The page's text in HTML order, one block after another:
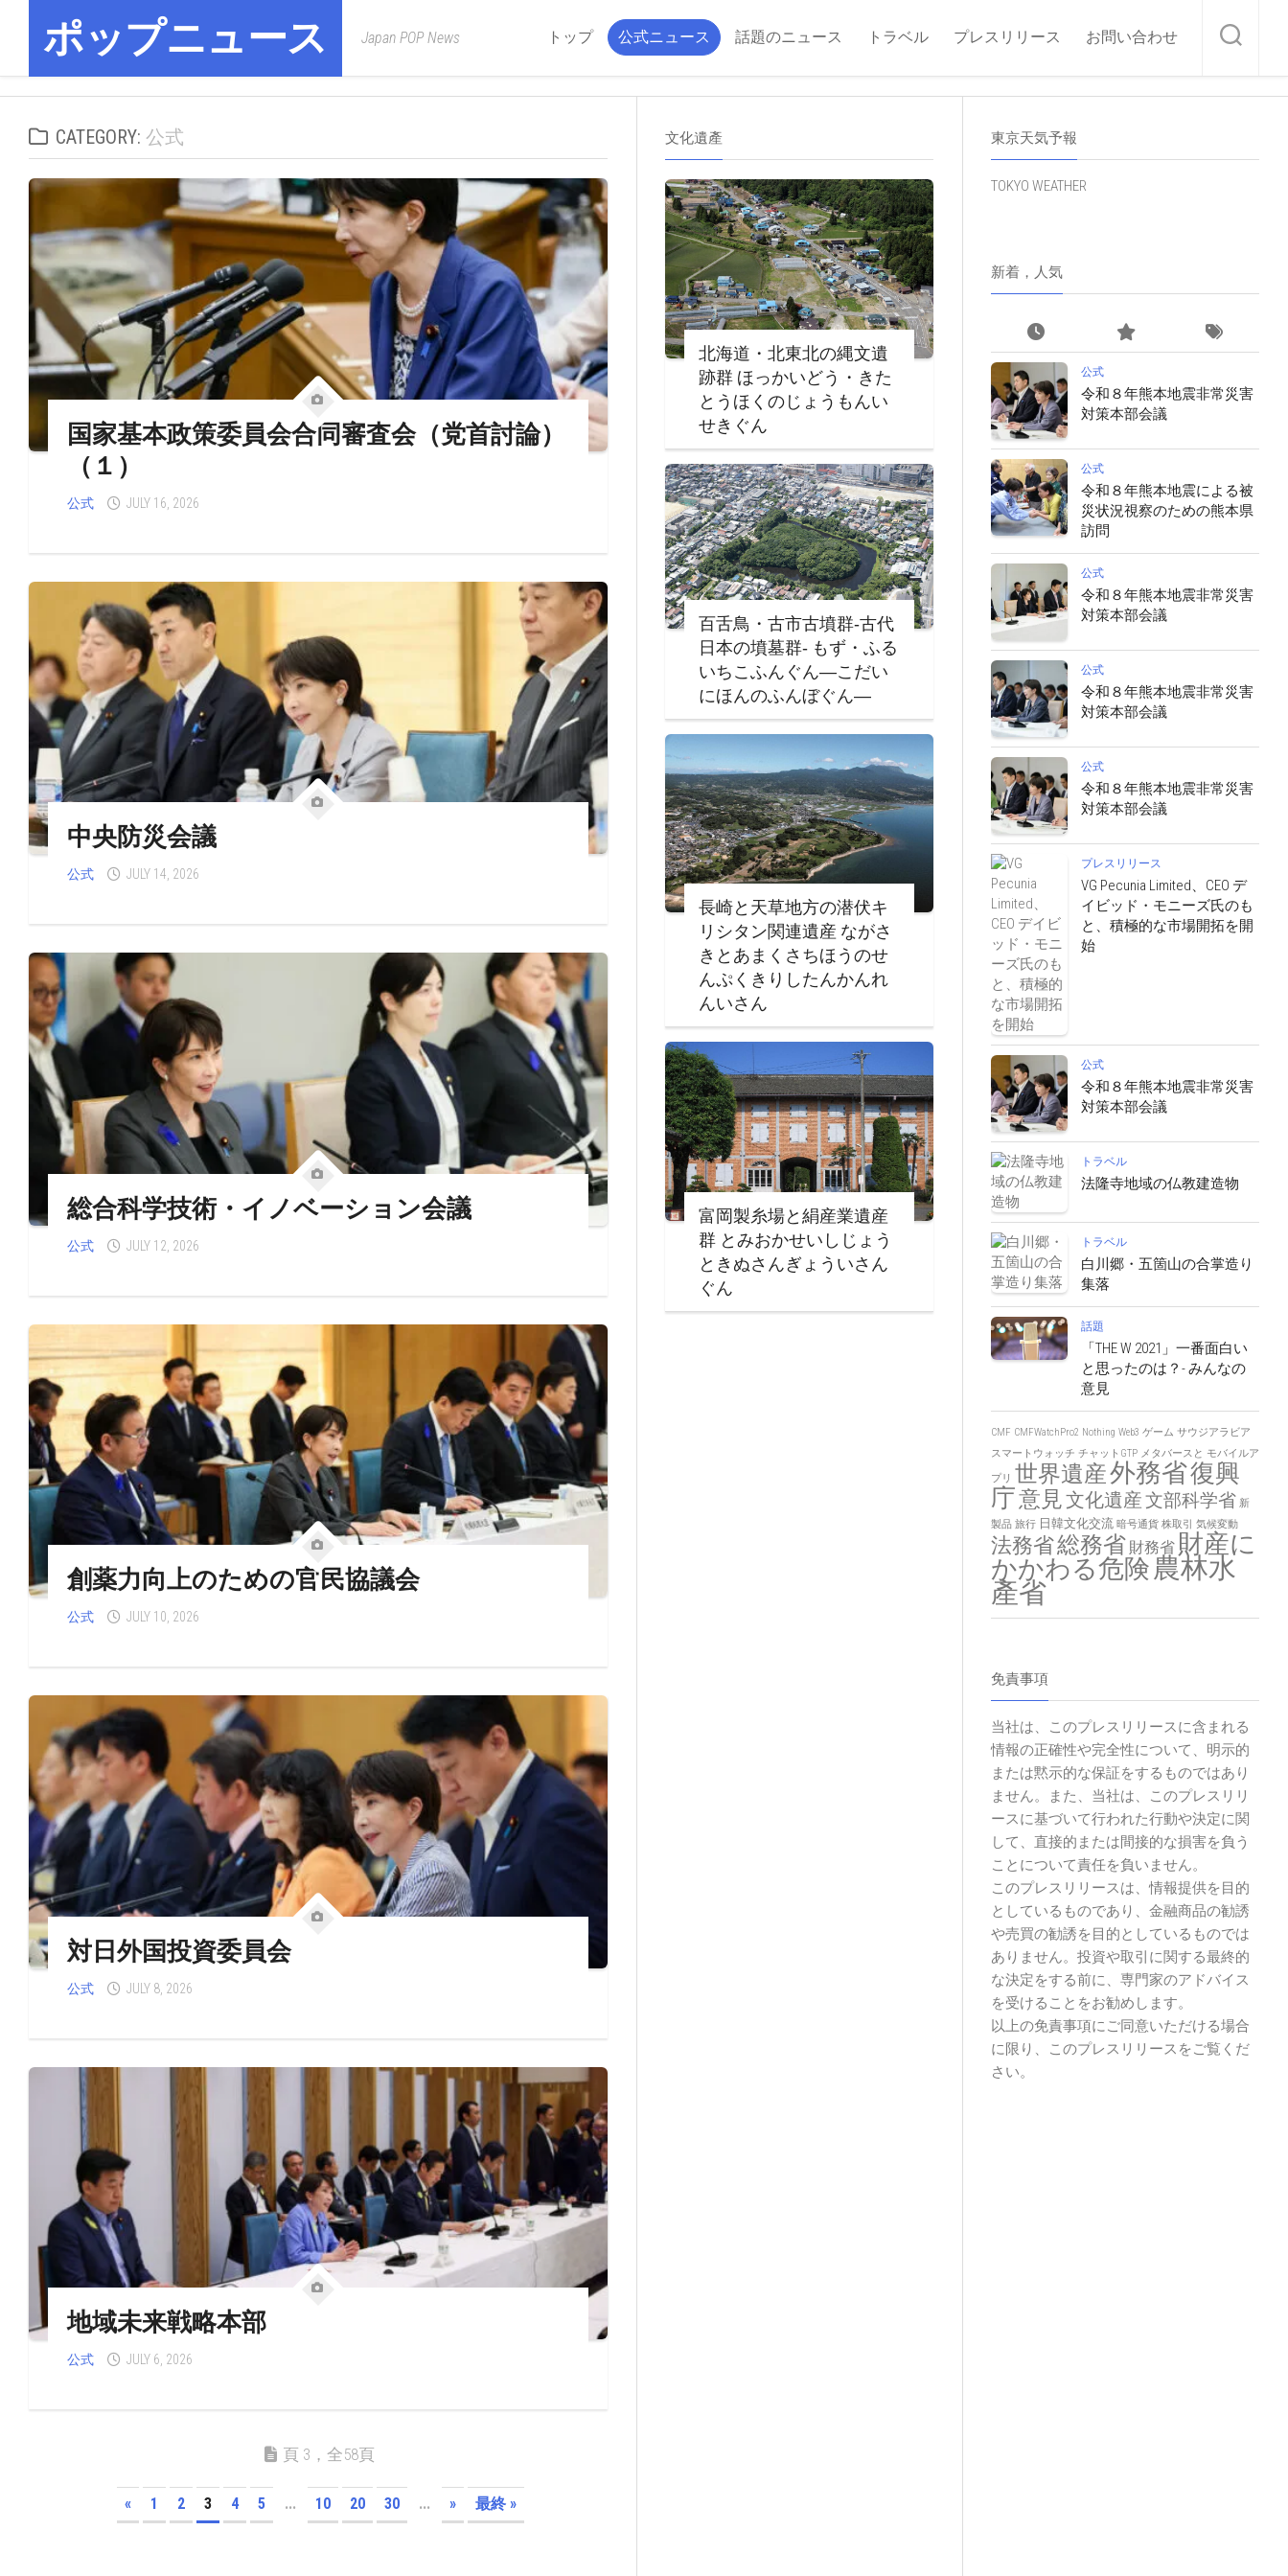
contentポップニュース Japan POP News トップ 公式ニュース 話題のニュース トラベル プレスリリース お問い合わせ
CATEGORY: 公式
国家基本政策委員会合同審査会（党首討論）
（１）
公式 JULY 16, 2026
中央防災会議
公式 JULY 14, 2026
総合科学技術・イノベーション会議
公式 JULY 12, 2026
創薬力向上のための官民協議会
公式 JULY 10, 2026
対日外国投資委員会
公式 JULY 8, 2026
地域未来戦略本部
公式 JULY 6, 2026
頁 3，全58頁
« 1 2 3 4 5 ... 10 20 30 ... » 最終 »
東京天気予報
TOKYO WEATHER
新着，人気
公式
令和８年熊本地震非常災害
対策本部会議
公式
令和８年熊本地震による被
災状況視察のための熊本県
訪問
公式
令和８年熊本地震非常災害
対策本部会議
公式
令和８年熊本地震非常災害
対策本部会議
公式
令和８年熊本地震非常災害
対策本部会議
プレスリリース
VG Pecunia Limited、CEO デ
イビッド・モニーズ氏のも
と、積極的な市場開拓を開
始
公式
令和８年熊本地震非常災害
対策本部会議
トラベル
法隆寺地域の仏教建造物
トラベル
白川郷・五箇山の合掌造り
集落
話題
「THE W 2021」一番面白い
と思ったのは？- みんなの
意見
CMF CMFWatchPro2 Nothing Web3 ゲーム サウジアラビア
スマートウォッチ チャットGTP メタバースと モバイルア
プリ 世界遺産外務省復興
庁意見文化遺産文部科学省 新
製品 旅行 日韓文化交流 暗号通貨 株取引 気候変動
法務省総務省 財務省 財産に
かかわる危険農林水
產省
免責事項
当社は、このプレスリリースに含まれる
情報の正確性や完全性について、明示的
または黙示的な保証をするものではあり
ません。また、当社は、このプレスリリ
ースに基づいて行われた行動や決定に関
して、直接的または間接的な損害を負う
ことについて責任を負いません。
このプレスリリースは、情報提供を目的
としているものであり、金融商品の勧誘
や売買の勧誘を目的としているものでは
ありません。投資や取引に関する最終的
な決定をする前に、専門家のアドバイス
を受けることをお勧めします。
以上の免責事項にご同意いただける場合
に限り、このプレスリリースをご覧くだ
さい。
文化遺產
北海道・北東北の縄文遺
跡群 ほっかいどう・きた
とうほくのじょうもんい
せきぐん
百舌鳥・古市古墳群‐古代
日本の墳墓群‐ もず・ふる
いちこふんぐん―こだい
にほんのふんぼぐん―
長崎と天草地方の潜伏キ
リシタン関連遺産 ながさ
きとあまくさちほうのせ
んぷくきりしたんかんれ
んいさん
富岡製糸場と絹産業遺産
群 とみおかせいしじょう
ときぬさんぎょういさん
ぐん